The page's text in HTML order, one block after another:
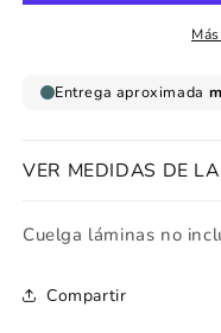
VER MEDIDAS DE
Cuelga láminas no
Compartir